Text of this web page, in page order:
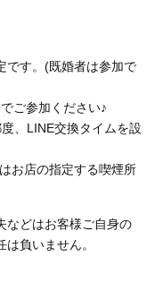
です。(既婚者は参加で
ご参加ください♪
、LINE交換タイムを設
お店の指定する喫煙所
などはお客様ご自身の
は負いません。